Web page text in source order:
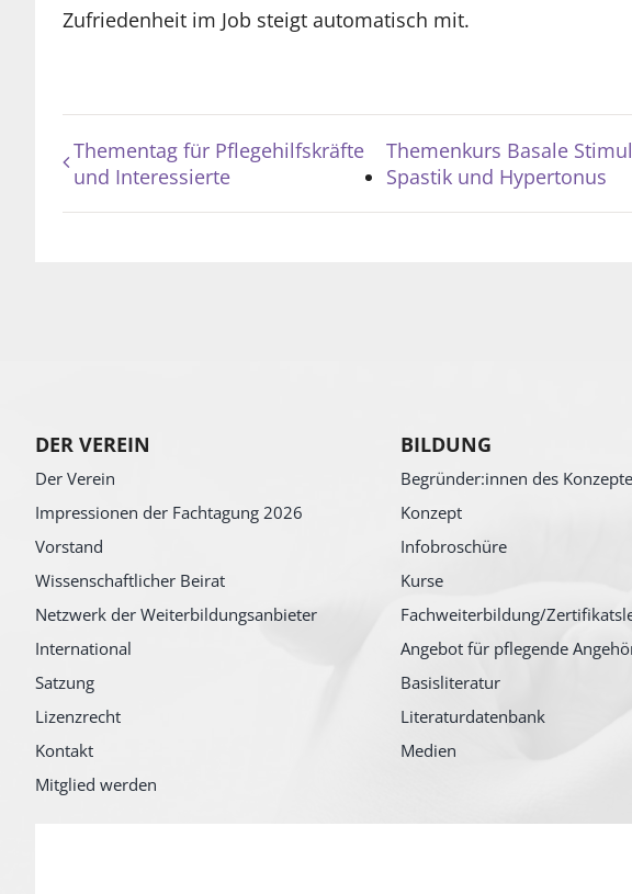
Zufriedenheit im Job steigt automatisch mit.
Thementag für Pflegehilfskräfte
und Interessierte
Themenkurs Basale
Spastik und Hypertonus
DER VEREIN
Der Verein
Impressionen der Fachtagung 2026
Vorstand
Wissenschaftlicher Beirat
Netzwerk der Weiterbildungsanbieter
International
Satzung
Lizenzrecht
Kontakt
Mitglied werden
BILDUNG
Begründer:innen des
Konzept
Infobroschüre
Kurse
Fachweiterbildung/
Angebot für pflegende
Basisliteratur
Literaturdatenbank
Medien